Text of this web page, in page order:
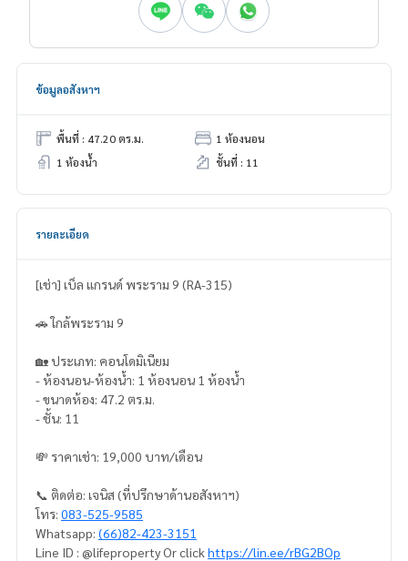
ข้อมูลอสังหาฯ
พื้นที่ : 47.20 ตร.ม.
1 ห้องนอน
1 ห้องน้ำ
ชั้นที่ : 11
รายละเอียด
[เช่า] เบ็ล แกรนด์ พระราม 9 (RA-315)
🚗 ใกล้พระราม 9
🏡 ประเภท: คอนโดมิเนียม
- ห้องนอน-ห้องน้ำ: 1 ห้องนอน 1 ห้องน้ำ
- ขนาดห้อง: 47.2 ตร.ม.
- ชั้น: 11
💸 ราคาเช่า: 19,000 บาท/เดือน
📞 ติดต่อ: เจนิส (ที่ปรึกษาด้านอสังหาฯ)
โทร: 083-525-9585
Whatsapp: (66)82-423-3151
Line ID : @lifeproperty Or click https://lin.ee/rBG2BOp